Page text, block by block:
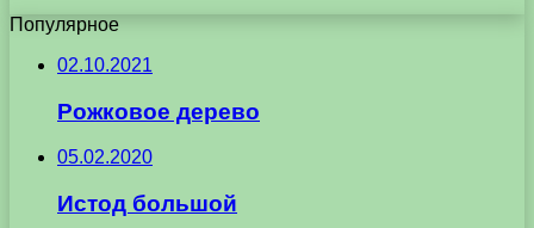
Популярное
02.10.2021
Рожковое дерево
05.02.2020
Истод большой